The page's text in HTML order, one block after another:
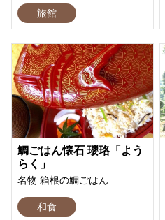
旅館
鯛ごはん懐石 瓔珞「よう
らく」
名物 箱根の鯛ごはん
和食